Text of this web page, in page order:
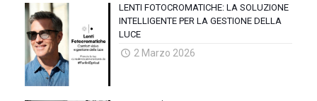
LENTI FOTOCROMATICHE: LA SOLUZIONE
INTELLIGENTE PER LA GESTIONE DELLA
LUCE
2 Marzo 2026